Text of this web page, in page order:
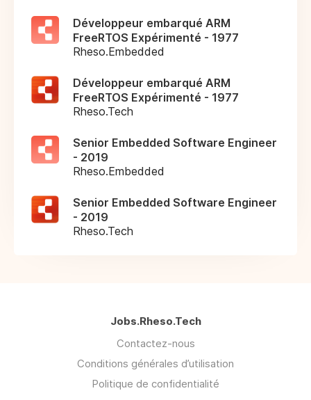
Développeur embarqué ARM
FreeRTOS Expérimenté - 1977
Rheso.Embedded
Développeur embarqué ARM
FreeRTOS Expérimenté - 1977
Rheso.Tech
Senior Embedded Software Engineer
- 2019
Rheso.Embedded
Senior Embedded Software Engineer
- 2019
Rheso.Tech
Jobs.Rheso.Tech
Contactez-nous
Conditions générales d’utilisation
Politique de confidentialité